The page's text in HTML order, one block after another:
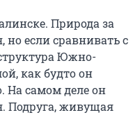
Природа за
но если сравнивать с
Южно-
как будто он
На самом деле он
Подруга, живущая